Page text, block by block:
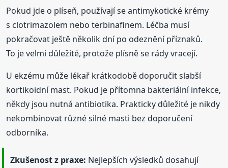
Pokud jde o plíseň, používají se antimykotické krémy
s clotrimazolem nebo terbinafinem. Léčba musí
pokračovat ještě několik dní po odeznění příznaků.
To je velmi důležité, protože plísně se rády vracejí.
U ekzému může lékař krátkodobě doporučit slabší
kortikoidní mast. Pokud je přítomna bakteriální infekce,
někdy jsou nutná antibiotika. Prakticky důležité je nikdy
nekombinovat různé silné masti bez doporučení
odborníka.
Zkušenost z praxe: Nejlepších výsledků dosahují